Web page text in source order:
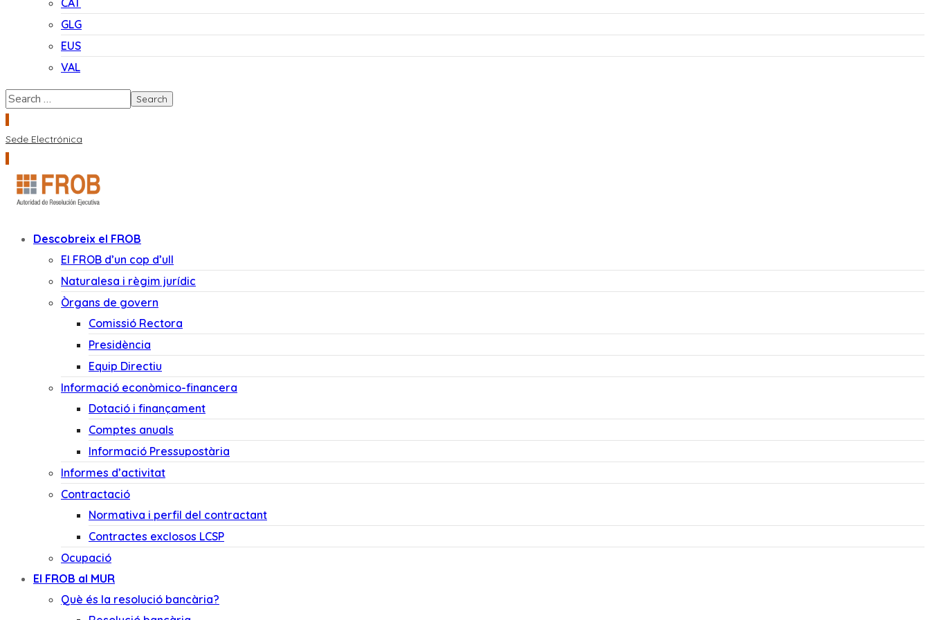
CAT
GLG
EUS
VAL
Sede Electrónica
Descobreix el FROB
El FROB d’un cop d’ull
Naturalesa i règim jurídic
Òrgans de govern
Comissió Rectora
Presidència
Equip Directiu
Informació econòmico-financera
Dotació i finançament
Comptes anuals
Informació Pressupostària
Informes d’activitat
Contractació
Normativa i perfil del contractant
Contractes exclosos LCSP
Ocupació
El FROB al MUR
Què és la resolució bancària?